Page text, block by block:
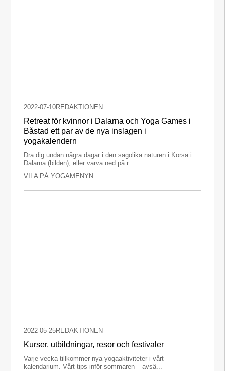
2022-07-10REDAKTIONEN
Retreat för kvinnor i Dalarna och Yoga Games i
Båstad ett par av de nya inslagen i
yogakalendern
Dra dig undan några dagar i den sagolika naturen i Korså i
Dalarna (bilden), eller varva ned på r...
VILA PÅ YOGAMENYN
2022-05-25REDAKTIONEN
Kurser, utbildningar, resor och festivaler
Varje vecka tillkommer nya yogaaktiviteter i vårt
kalendarium. Vårt tips inför sommaren – avsä...